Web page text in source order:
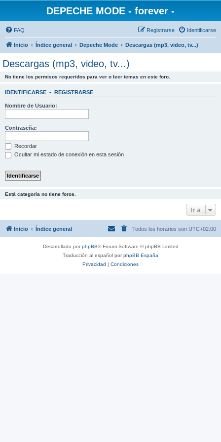
DEPECHE MODE - forever -
FAQ Identificarse
Registrarse
Inicio Índice general Depeche Mode Descargas (mp3, video, tv...)
Descargas (mp3, video, tv...)
No tiene los permisos requeridos para ver o leer temas en este foro.
IDENTIFICARSE • REGISTRARSE
Nombre de Usuario:
Contraseña:
Recordar
Ocultar mi estado de conexión en esta sesión
Está categoría no tiene foros.
Ir a
Inicio Índice general Todos los horarios son UTC+02:00
Desarrollado porphpBB® Forum Software © phpBB Limited
Traducción al español porphpBB España
Privacidad | Condiciones